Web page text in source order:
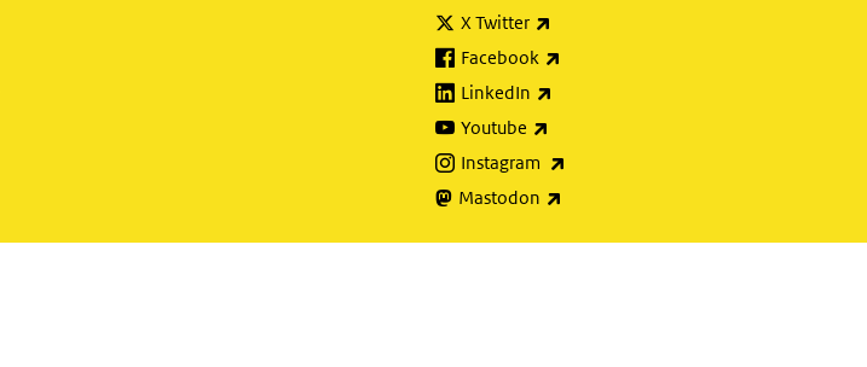
X Twitter
Facebook
LinkedIn
Youtube
Instagram
Mastodon